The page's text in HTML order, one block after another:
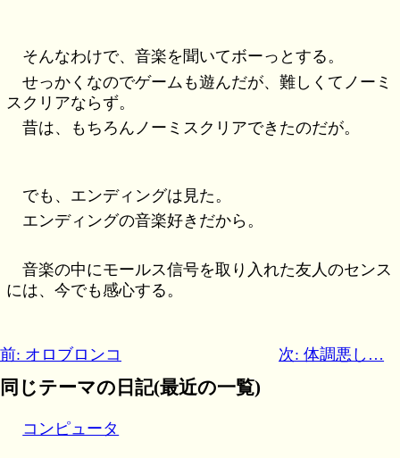
そんなわけで、音楽を聞いてボーっとする。
せっかくなのでゲームも遊んだが、難しくてノーミ
スクリアならず。
昔は、もちろんノーミスクリアできたのだが。
でも、エンディングは見た。
エンディングの音楽好きだから。
音楽の中にモールス信号を取り入れた友人のセンス
には、今でも感心する。
前: オロブロンコ 次: 体調悪し…
同じテーマの日記(最近の一覧)
コンピュータ